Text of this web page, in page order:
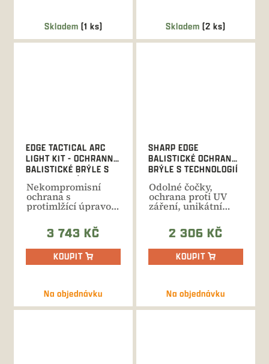
Skladem (1 ks) Skladem (2 ks)
Na objednávku
EDGE TACTICAL ARC
LIGHT KIT - OCHRANNÉ
BALISTICKÉ BRÝLE S
TECHNOLOGIÍ VAPOR
SHIELD, SADA
Nekompromisní
ochrana s
protimlžící úpravou
a nastavitelným
zorníkem....
3 743 KČ
KOUPIT
Na objednávku
SHARP EDGE
BALISTICKÉ OCHRANNÉ
BRÝLE S TECHNOLOGIÍ
Odolné čočky,
ochrana proti UV
záření, unikátní
technologie bránící
2 306 KČ
KOUPIT